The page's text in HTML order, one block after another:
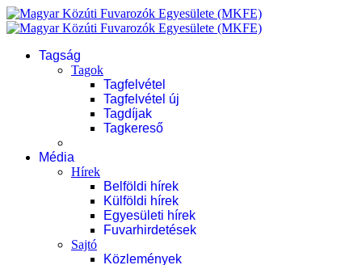
Tagság
Tagok
Tagfelvétel
Tagfelvétel új
Tagdíjak
Tagkereső
Média
Hírek
Belföldi hírek
Külföldi hírek
Egyesületi hírek
Fuvarhirdetések
Sajtó
Közlemények